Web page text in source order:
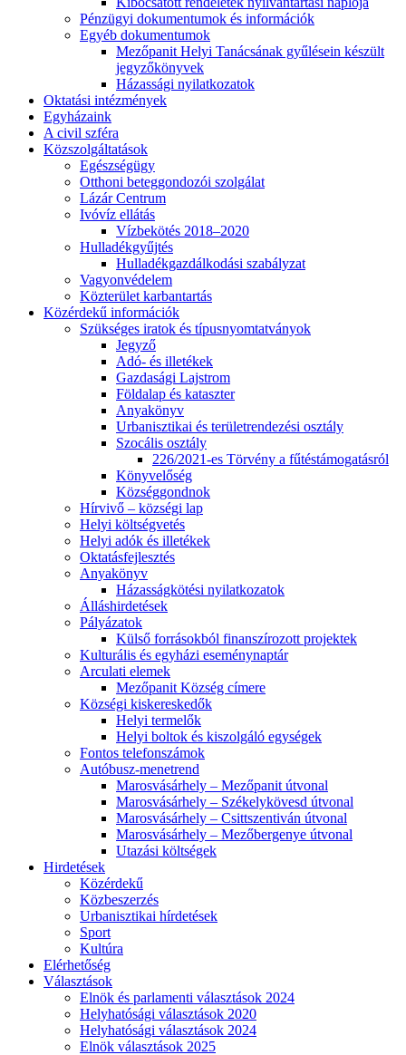
Pénzügyi dokumentumok és információk
Egyéb dokumentumok
Mezőpanit Helyi Tanácsának gyűlésein készült
jegyzőkönyvek
Házassági nyilatkozatok
Oktatási intézmények
Egyházaink
A civil szféra
Közszolgáltatások
Egészségügy
Otthoni beteggondozói szolgálat
Lázár Centrum
Ivóvíz ellátás
Vízbekötés 2018–2020
Hulladékgyűjtés
Hulladékgazdálkodási szabályzat
Vagyonvédelem
Közterület karbantartás
Közérdekű információk
Szükséges iratok és típusnyomtatványok
Jegyző
Adó- és illetékek
Gazdasági Lajstrom
Földalap és kataszter
Anyakönyv
Urbanisztikai és területrendezési osztály
Szocális osztály
226/2021-es Törvény a fűtéstámogatásról
Könyvelőség
Községgondnok
Hírvivő – községi lap
Helyi költségvetés
Helyi adók és illetékek
Oktatásfejlesztés
Anyakönyv
Házasságkötési nyilatkozatok
Álláshirdetések
Pályázatok
Külső forrásokból finanszírozott projektek
Kulturális és egyházi eseménynaptár
Arculati elemek
Mezőpanit Község címere
Községi kiskereskedők
Helyi termelők
Helyi boltok és kiszolgáló egységek
Fontos telefonszámok
Autóbusz-menetrend
Marosvásárhely – Mezőpanit útvonal
Marosvásárhely – Székelykövesd útvonal
Marosvásárhely – Csittszentiván útvonal
Marosvásárhely – Mezőbergenye útvonal
Utazási költségek
Hirdetések
Közérdekű
Közbeszerzés
Urbanisztikai hírdetések
Sport
Kultúra
Elérhetőség
Választások
Elnök és parlamenti választások 2024
Helyhatósági választások 2020
Helyhatósági választások 2024
Elnök választások 2025